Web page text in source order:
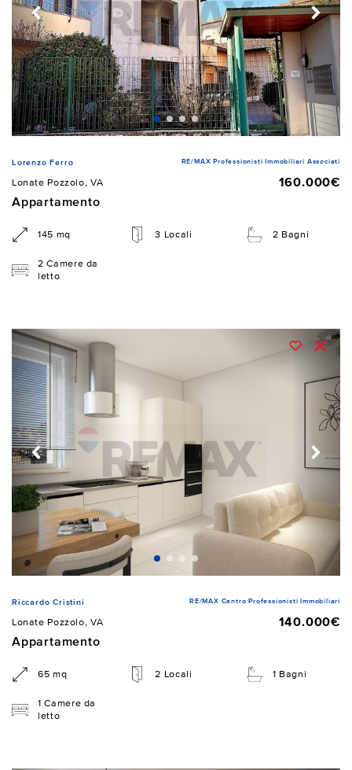
Lorenzo Ferro RE/MAX Professionisti Immobiliari Associati
Lonate Pozzolo, VA
160.000€
Appartamento
145 mq 3 Locali 2 Bagni
2 Camere da
letto
Riccardo Cristini RE/MAX Centro Professionisti Immobiliari
Lonate Pozzolo, VA
140.000€
Appartamento
65 mq 2 Locali 1 Bagni
1 Camere da
letto